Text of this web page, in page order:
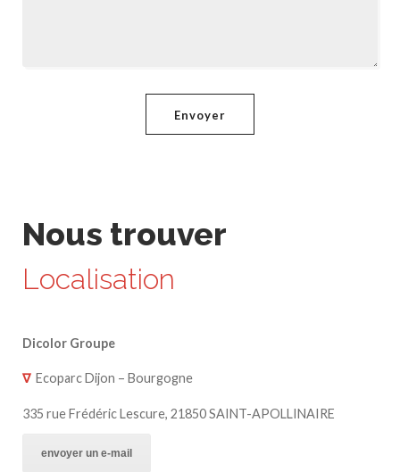
Nous trouver
Localisation
Dicolor Groupe
∇ Ecoparc Dijon – Bourgogne
335 rue Frédéric Lescure, 21850 SAINT-APOLLINAIRE
envoyer un e-mail